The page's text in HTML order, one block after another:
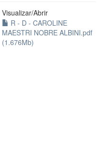
Visualizar/Abrir
R - D - CAROLINE
MAESTRI NOBRE ALBINI.pdf
(1.676Mb)